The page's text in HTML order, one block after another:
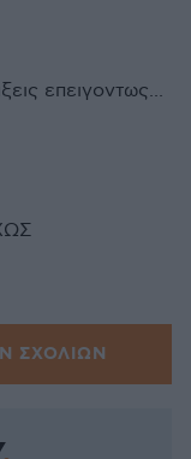
επειγοντως...
ΣΧΟΛΙΩΝ